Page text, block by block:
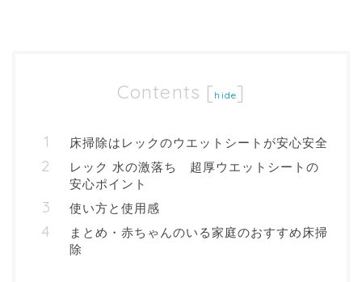
Contents [ hide]
床掃除はレックのウエットシートが安心安全
レック 水の激落ち 超厚ウエットシートの
安心ポイント
使い方と使用感
まとめ・赤ちゃんのいる家庭のおすすめ床掃
除